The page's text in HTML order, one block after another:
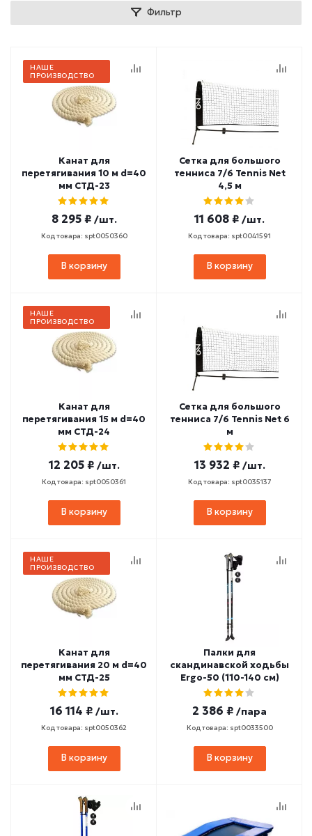
Фильтр
НАШЕ
ПРОИЗВОДСТВО
Канат для
перетягивания 10 м d=40
мм СТД-23
8 295 ₽ /шт.
Код товара: spt0050360
В корзину
Сетка для большого
тенниса 7/6 Tennis Net
4,5 м
11 608 ₽ /шт.
Код товара: spt0041591
В корзину
НАШЕ
ПРОИЗВОДСТВО
Канат для
перетягивания 15 м d=40
мм СТД-24
12 205 ₽ /шт.
Код товара: spt0050361
В корзину
Сетка для большого
тенниса 7/6 Tennis Net 6
м
13 932 ₽ /шт.
Код товара: spt0035137
В корзину
НАШЕ
ПРОИЗВОДСТВО
Канат для
перетягивания 20 м d=40
мм СТД-25
16 114 ₽ /шт.
Код товара: spt0050362
В корзину
Палки для
скандинавской ходьбы
Ergo-50 (110-140 см)
2 386 ₽ /пара
Код товара: spt0033500
В корзину